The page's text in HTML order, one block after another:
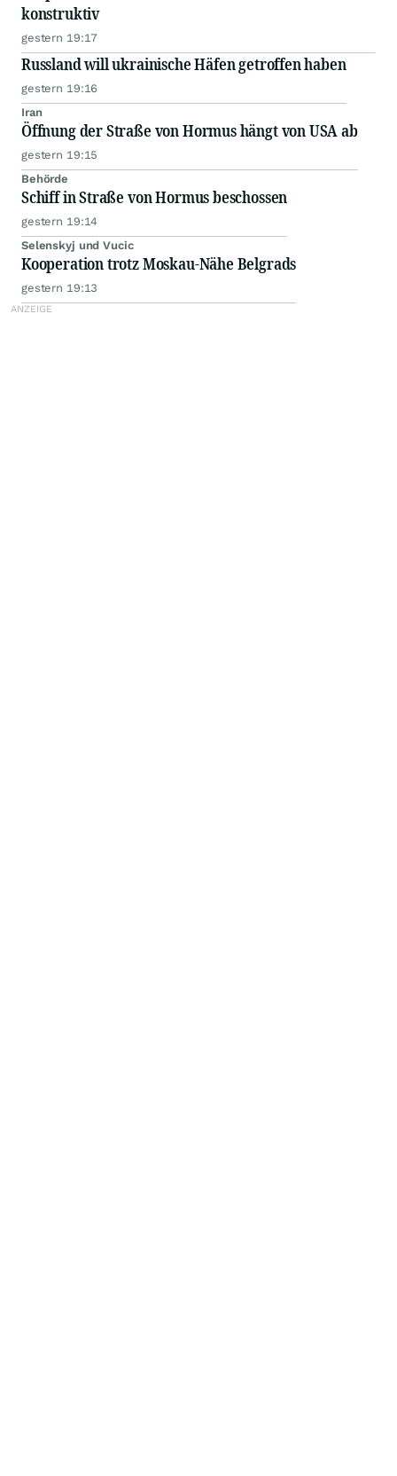
konstruktiv
gestern 19:17
Russland will ukrainische Häfen getroffen haben
gestern 19:16
Iran
Öffnung der Straße von Hormus hängt von USA ab
gestern 19:15
Behörde
Schiff in Straße von Hormus beschossen
gestern 19:14
Selenskyj und Vucic
Kooperation trotz Moskau-Nähe Belgrads
gestern 19:13